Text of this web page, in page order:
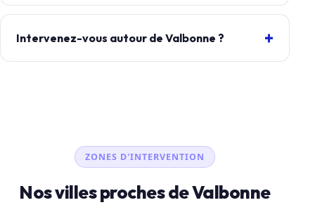
Intervenez-vous autour de Valbonne ?
ZONES D'INTERVENTION
Nos villes proches de Valbonne